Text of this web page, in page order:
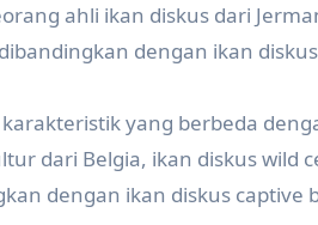
ahli ikan diskus dari
dengan ikan
yang berbeda
dari Belgia, ikan diskus wild
dengan ikan diskus captive